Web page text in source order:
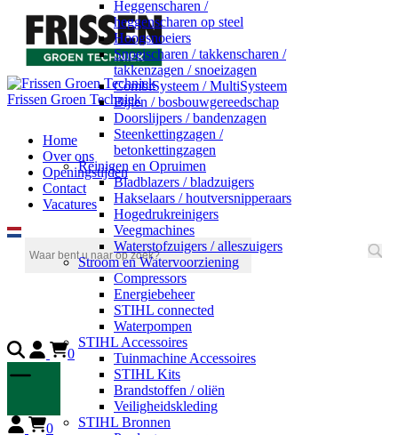
Frissen Groen Techniek
Home
Over ons
Openingstijden
Contact
Vacatures
Heggenscharen /
heggenscharen op steel
Hoogsnoeiers
Snoeischaren / takkenscharen /
takkenzagen / snoeizagen
CombiSysteem / MultiSysteem
Bijlen / bosbouwgereedschap
Doorslijpers / bandenzagen
Steenkettingzagen /
betonkettingzagen
Reinigen en Opruimen
Bladblazers / bladzuigers
Hakselaars / houtversnipperaars
Hogedrukreinigers
Veegmachines
Waterstofzuigers / alleszuigers
Stroom en Watervoorziening
Compressors
Energiebeheer
STIHL connected
Waterpompen
STIHL Accessoires
Tuinmachine Accessoires
STIHL Kits
Brandstoffen / oliën
Veiligheidskleding
STIHL Bronnen
0
0